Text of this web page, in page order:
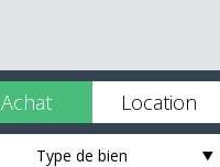
Achat Location
Type de bien